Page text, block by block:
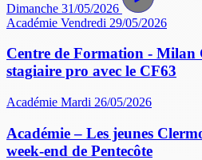
Dimanche 31/05/2026
Académie Vendredi 29/05/2026
Centre de Formation - Milan
stagiaire pro avec le CF63
Académie Mardi 26/05/2026
Académie – Les jeunes
week-end de Pentecôte